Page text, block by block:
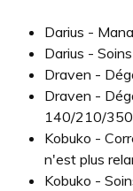
Darius -
Darius -
Draven -
Draven -
140/210/
Kobuko -
n'est plus
Kobuko -